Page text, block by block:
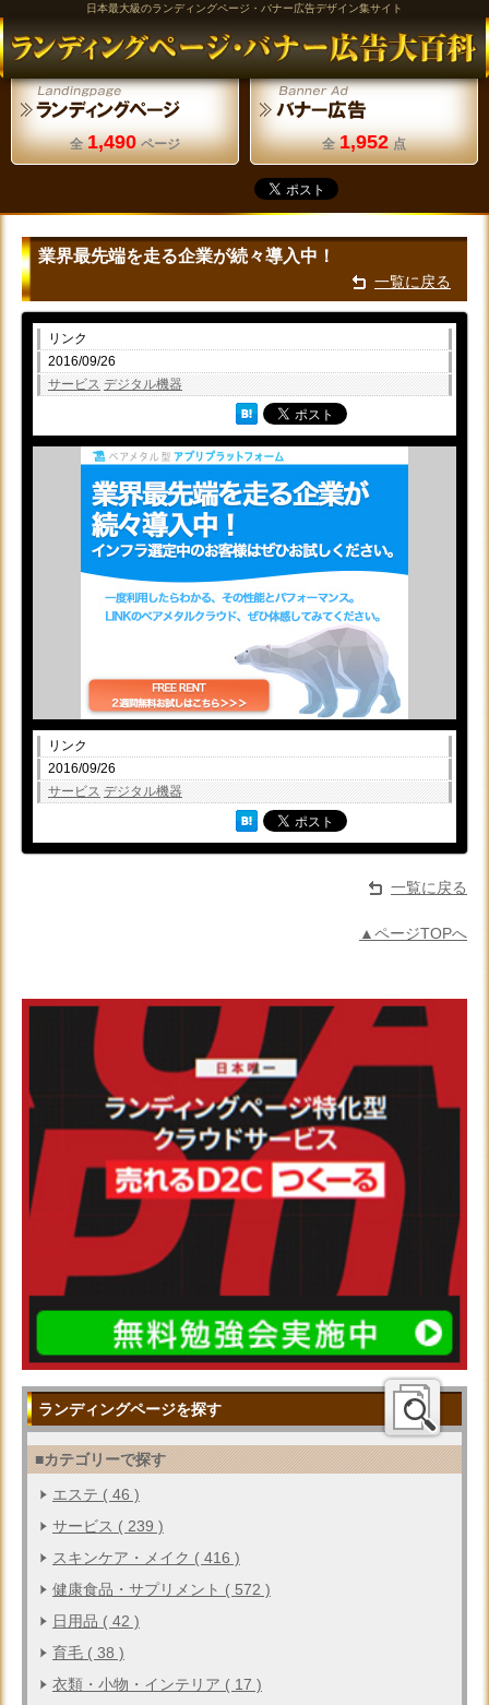
日本最大級のランディングページ・バナー広告デザイン集サイト
全 1,490 ページ 全 1,952 点
業界最先端を走る企業が続々導入中！
一覧に戻る
リンク
2016/09/26
サービス デジタル機器
リンク
2016/09/26
サービス デジタル機器
一覧に戻る
▲ページTOPへ
ランディングページを探す
■カテゴリーで探す
エステ ( 46 )
サービス ( 239 )
スキンケア・メイク ( 416 )
健康食品・サプリメント ( 572 )
日用品 ( 42 )
育毛 ( 38 )
衣類・小物・インテリア ( 17 )